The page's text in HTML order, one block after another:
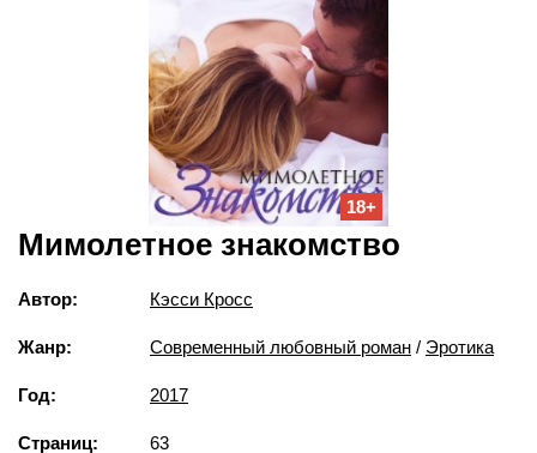
18+
Мимолетное знакомство
Автор: Кэсси Кросс
Жанр: Современный любовный роман / Эротика
Год: 2017
Страниц: 63